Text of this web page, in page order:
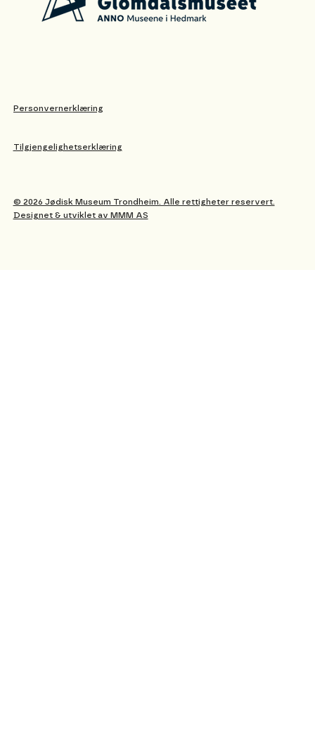
Personvernerklæring
Tilgjengelighetserklæring
© 2026 Jødisk Museum Trondheim. Alle rettigheter reservert.
Designet & utviklet av MMM AS